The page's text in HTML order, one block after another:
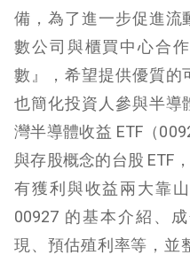
備，為了進一步促進流
數公司與櫃買中心合
數』，希望提供優質的
也簡化投資人參與半導
灣半導體收益 ETF（
與存股概念的台股 ETF
有獲利與收益兩大靠
00927 的基本介紹、
現、預估殖利率等，並